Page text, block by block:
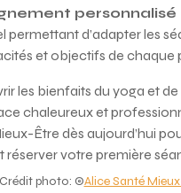
personnalisé
permettant d’adapter les
et objectifs de chaque
les bienfaits du yoga et
chaleureux et
Être dès aujourd’hui
réserver votre première
Crédit photo: ©Alice Santé